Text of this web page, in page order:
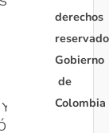
derechos
Gobierno
de
Colombia